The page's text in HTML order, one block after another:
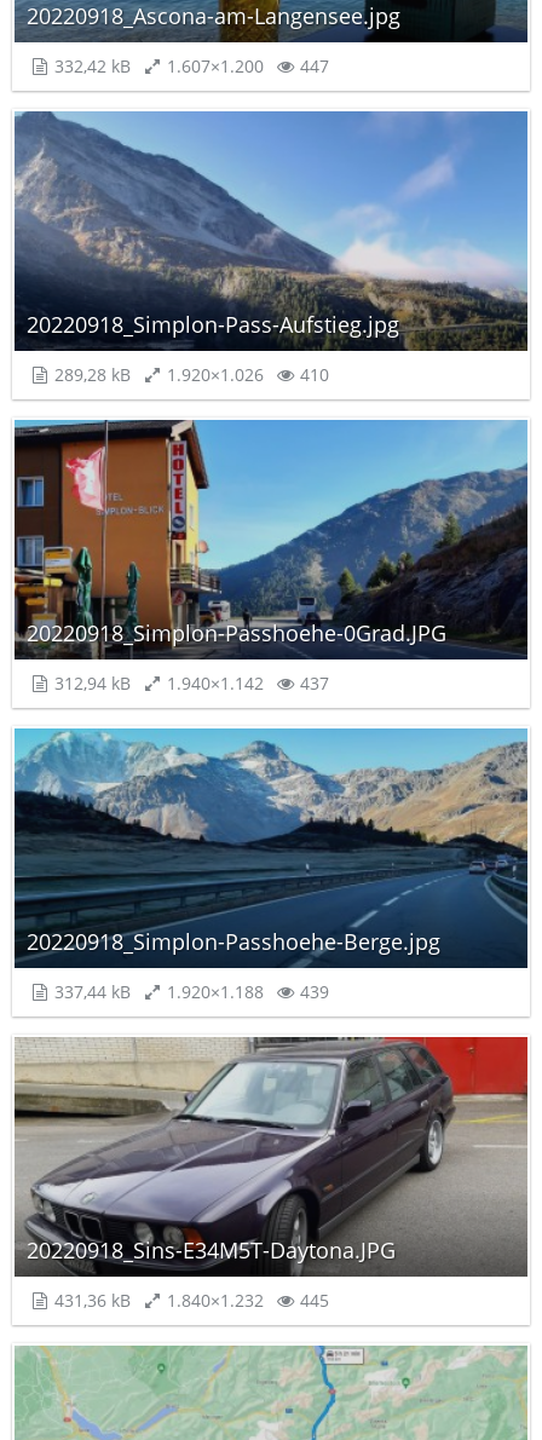
20220918_Ascona-am-Langensee.jpg
332,42 kB 1.607×1.200 447
20220918_Simplon-Pass-Aufstieg.jpg
289,28 kB 1.920×1.026 410
20220918_Simplon-Passhoehe-0Grad.JPG
312,94 kB 1.940×1.142 437
20220918_Simplon-Passhoehe-Berge.jpg
337,44 kB 1.920×1.188 439
20220918_Sins-E34M5T-Daytona.JPG
431,36 kB 1.840×1.232 445